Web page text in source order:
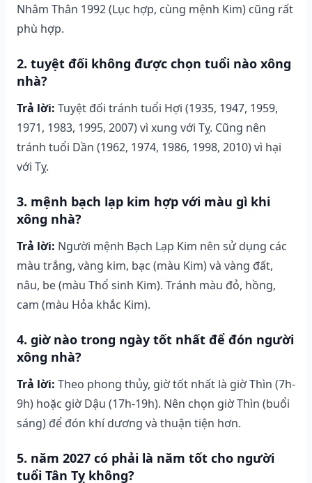
Nhâm Thân 1992 (Lục hợp, cùng mệnh Kim) cũng rất
phù hợp.
2. tuyệt đối không được chọn tuổi nào xông
nhà?
Trả lời: Tuyệt đối tránh tuổi Hợi (1935, 1947, 1959,
1971, 1983, 1995, 2007) vì xung với Tỵ. Cũng nên
tránh tuổi Dần (1962, 1974, 1986, 1998, 2010) vì hại
với Tỵ.
3. mệnh bạch lạp kim hợp với màu gì khi
xông nhà?
Trả lời: Người mệnh Bạch Lạp Kim nên sử dụng các
màu trắng, vàng kim, bạc (màu Kim) và vàng đất,
nâu, be (màu Thổ sinh Kim). Tránh màu đỏ, hồng,
cam (màu Hỏa khắc Kim).
4. giờ nào trong ngày tốt nhất để đón người
xông nhà?
Trả lời: Theo phong thủy, giờ tốt nhất là giờ Thìn (7h-
9h) hoặc giờ Dậu (17h-19h). Nên chọn giờ Thìn (buổi
sáng) để đón khí dương và thuận tiện hơn.
5. năm 2027 có phải là năm tốt cho người
tuổi Tân Tỵ không?